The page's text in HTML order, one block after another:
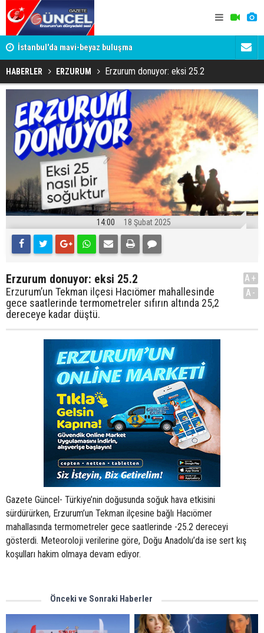
İstanbul'da mavi-beyaz buluşma
HABERLER ERZURUM Erzurum donuyor: eksi 25.2
14:00 18 Şubat 2025
Erzurum donuyor: eksi 25.2
Erzurum’un Tekman ilçesi Hacıömer mahallesinde
gece saatlerinde termometreler sıfırın altında 25,2
dereceye kadar düştü.
A+
A-
Gazete Güncel- Türkiye’nin doğusunda soğuk hava etkisini
sürdürürken, Erzurum’un Tekman ilçesine bağlı Hacıömer
mahallasında termometreler gece saatlerinde -25.2 dereceyi
gösterdi. Meteoroloji verilerine göre, Doğu Anadolu’da ise sert kış
koşulları hakim olmaya devam ediyor.
Önceki ve Sonraki Haberler